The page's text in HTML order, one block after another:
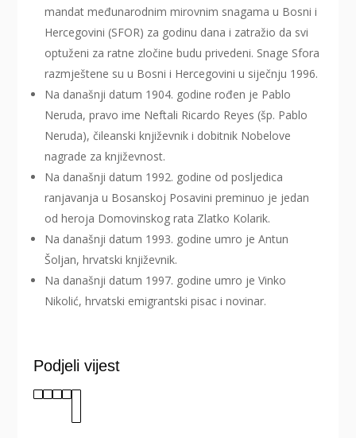
mandat međunarodnim mirovnim snagama u Bosni i
Hercegovini (SFOR) za godinu dana i zatražio da svi
optuženi za ratne zločine budu privedeni. Snage Sfora
razmještene su u Bosni i Hercegovini u siječnju 1996.
Na današnji datum 1904. godine rođen je Pablo
Neruda, pravo ime Neftali Ricardo Reyes (šp. Pablo
Neruda), čileanski književnik i dobitnik Nobelove
nagrade za književnost.
Na današnji datum 1992. godine od posljedica
ranjavanja u Bosanskoj Posavini preminuo je jedan
od heroja Domovinskog rata Zlatko Kolarik.
Na današnji datum 1993. godine umro je Antun
Šoljan, hrvatski književnik.
Na današnji datum 1997. godine umro je Vinko
Nikolić, hrvatski emigrantski pisac i novinar.
Podjeli vijest